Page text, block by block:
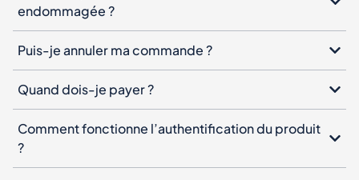
endommagée ?
Puis-je annuler ma commande ?
Quand dois-je payer ?
Comment fonctionne l’authentification du produit
?